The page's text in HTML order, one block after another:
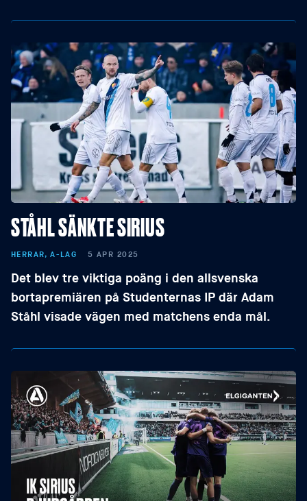
STÅHL SÄNKTE SIRIUS
HERRAR, A-LAG 5 APR 2025
Det blev tre viktiga poäng i den allsvenska
bortapremiären på Studenternas IP där Adam
Ståhl visade vägen med matchens enda mål.